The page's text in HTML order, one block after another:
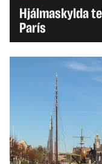
Hjálmaskylda
París